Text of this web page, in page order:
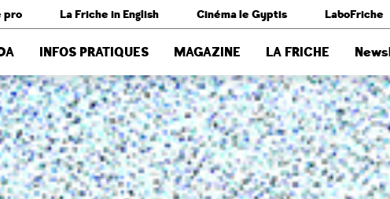
pro La Friche in English Cinéma le Gyptis LaboFriche
INFOS PRATIQUES MAGAZINE LA FRICHE